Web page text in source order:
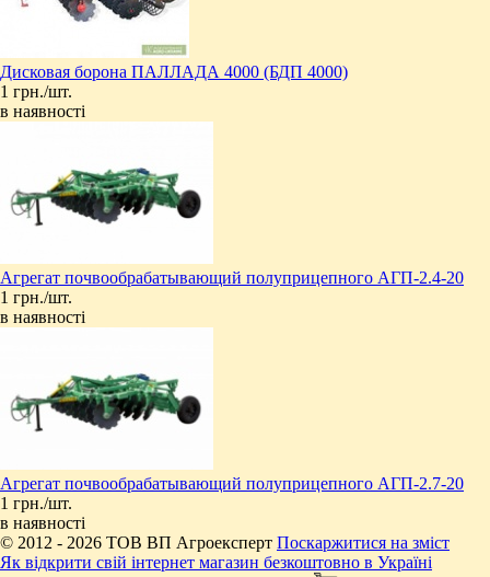
Дисковая борона ПАЛЛАДА 4000 (БДП 4000)
1 грн./шт.
в наявності
Агрегат почвообрабатывающий полуприцепного АГП-2.4-20
1 грн./шт.
в наявності
Агрегат почвообрабатывающий полуприцепного АГП-2.7-20
1 грн./шт.
в наявності
© 2012 - 2026 ТОВ ВП Агроексперт Поскаржитися на зміст
Як відкрити свій інтернет магазин безкоштовно в Україні